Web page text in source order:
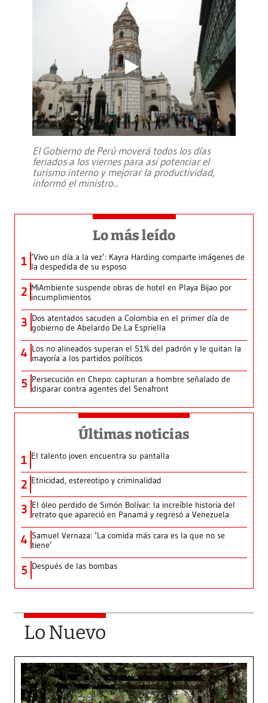
El Gobierno de Perú moverá todos los días
feriados a los viernes para así potenciar el
turismo interno y mejorar la productividad,
informó el ministro...
Lo más leído
1 ‘Vivo un día a la vez’: Kayra Harding comparte imágenes de
la despedida de su esposo
2 MiAmbiente suspende obras de hotel en Playa Bijao por
incumplimientos
3 Dos atentados sacuden a Colombia en el primer día de
gobierno de Abelardo De La Espriella
4 Los no alineados superan el 51% del padrón y le quitan la
mayoría a los partidos políticos
5 Persecución en Chepo: capturan a hombre señalado de
disparar contra agentes del Senafront
Últimas noticias
1 El talento joven encuentra su pantalla​
2 Etnicidad, estereotipo y criminalidad
3 El óleo perdido de Simón Bolívar: la increíble historia del
retrato que apareció en Panamá y regresó a Venezuela
4 Samuel Vernaza: ‘La comida más cara es la que no se
tiene’
5 Después de las bombas
Lo Nuevo